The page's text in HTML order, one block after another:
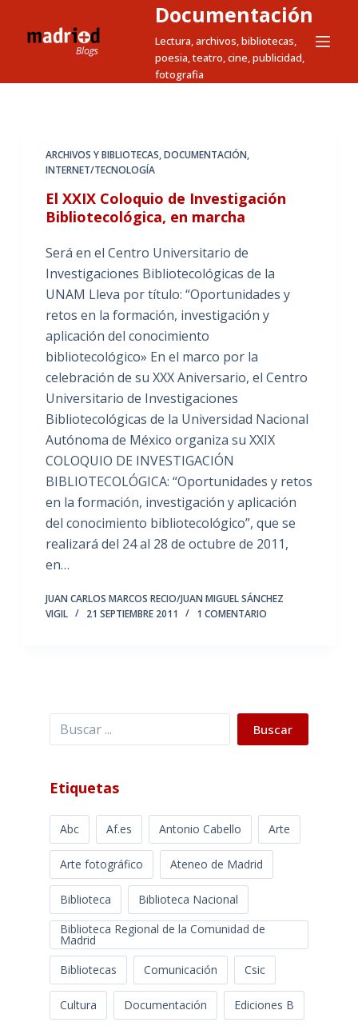
t
Documentación
Lectura, archivos, bibliotecas,
poesia, teatro, cine, publicidad,
fotografia
ARCHIVOS Y BIBLIOTECAS,DOCUMENTACIÓN,
INTERNET/TECNOLOGÍA
El XXIX Coloquio de Investigación
Bibliotecológica, en marcha
Será en el Centro Universitario de
Investigaciones Bibliotecológicas de la
UNAM Lleva por título: “Oportunidades y
retos en la formación, investigación y
aplicación del conocimiento
bibliotecológico» En el marco por la
celebración de su XXX Aniversario, el Centro
Universitario de Investigaciones
Bibliotecológicas de la Universidad Nacional
Autónoma de México organiza su XXIX
COLOQUIO DE INVESTIGACIÓN
BIBLIOTECOLÓGICA: “Oportunidades y retos
en la formación, investigación y aplicación
del conocimiento bibliotecológico”, que se
realizará del 24 al 28 de octubre de 2011,
en…
JUAN CARLOS MARCOS RECIO/JUAN MIGUEL SÁNCHEZ
VIGIL
21 SEPTIEMBRE 2011 1 COMENTARIO
Buscar Buscar
Etiquetas
Abc Af.es Antonio Cabello Arte
Arte fotográfico Ateneo de Madrid
Biblioteca
Biblioteca Nacional
Biblioteca Regional de la Comunidad de
Madrid
Bibliotecas
Comunicación Csic
Cultura Documentación Ediciones B